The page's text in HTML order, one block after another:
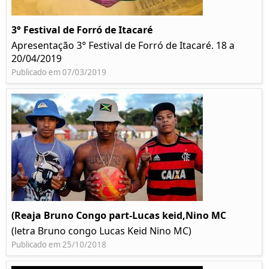
3° Festival de Forró de Itacaré
Apresentação 3° Festival de Forró de Itacaré. 18 a
20/04/2019
Publicado em 07/03/2019
(Reaja Bruno Congo part-Lucas keid,Nino MC
(letra Bruno congo Lucas Keid Nino MC)
Publicado em 25/10/2018